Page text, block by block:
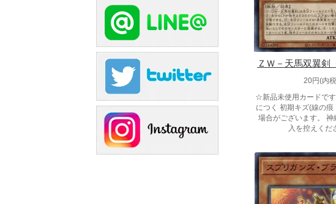
ＺＷ－天馬双翼剣
20円(内
☆新品未使用カードで
につく 初期キズ(線の痕
場合がございます。 神
入を控えくだ